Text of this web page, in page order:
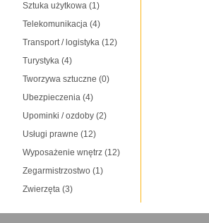
Sztuka użytkowa (1)
Telekomunikacja (4)
Transport / logistyka (12)
Turystyka (4)
Tworzywa sztuczne (0)
Ubezpieczenia (4)
Upominki / ozdoby (2)
Usługi prawne (12)
Wyposażenie wnętrz (12)
Zegarmistrzostwo (1)
Zwierzęta (3)